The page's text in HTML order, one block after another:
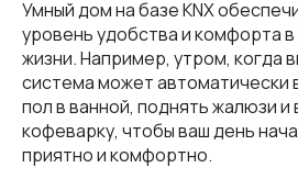
Умный дом на базе KNX
уровень удобства и комфорта
жизни. Например, утром, когда
система может автоматически
пол в ванной, поднять жалюзи и
кофеварку, чтобы ваш день
приятно и комфортно.